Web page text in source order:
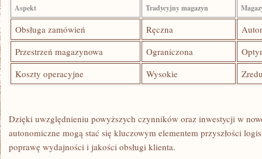
Aspekt Tradycyjny magazyn
Obsługa zamówień Ręczna
Przestrzeń magazynowa
Ograniczona
Koszty operacyjne
Wysokie
Dzięki ⁢uwzględnieniu powyższych czynników oraz⁣ inwestycji w⁤
autonomiczne mogą stać się kluczowym elementem ⁤przyszłości
⁣poprawę wydajności i jakości obsługi klienta.